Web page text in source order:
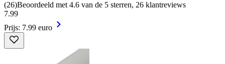
(26)Beoordeeld met 4.6 van de 5 sterren, 26 klantreviews
7.99
Prijs: 7.99 euro